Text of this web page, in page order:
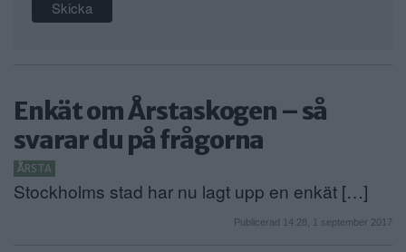
Enkät om Årstaskogen – så
svarar du på frågorna
ÅRSTA
Stockholms stad har nu lagt upp en enkät […]
Publicerad 14:28, 1 september 2017